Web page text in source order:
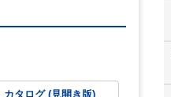
カタログ (見開き版)